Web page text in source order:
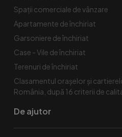
Spaţii comerciale de vânzare
Apartamente de închiriat
Garsoniere de închiriat
Case - Vile de închiriat
Terenuri de închiriat
Clasamentul orașelor și
România, după 16 criterii de
De ajutor